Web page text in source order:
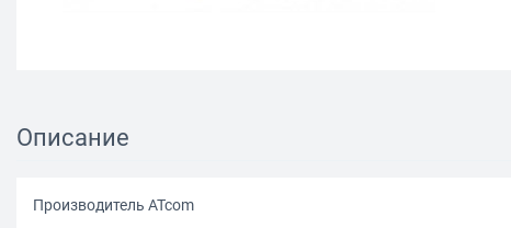
Описание
Производитель ATcom